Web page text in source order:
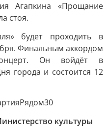
Агапкина «Прощание
стоя.
будет проходить в
Финальным аккордом
Он войдёт в
города и состоится 12
культуры